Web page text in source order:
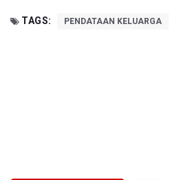
TAGS: PENDATAAN KELUARGA